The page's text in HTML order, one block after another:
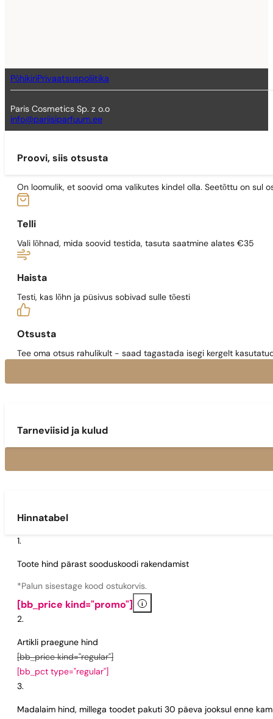
PõhikiriPrivaatsuspoliitika
Paris Cosmetics Sp. z o.o
info@pariisiparfuum.ee
Proovi, siis otsusta
On loomulik, et soovid oma valikutes kindel olla. Seetõttu on sul
Telli
Vali lõhnad, mida soovid testida, tasuta saatmine alates €35
Haista
Testi, kas lõhn ja püsivus sobivad sulle tõesti
Otsusta
Tee oma otsus rahulikult - saad tagastada isegi kergelt
Tarneviisid ja kulud
Hinnatabel
Toote hind pärast sooduskoodi rakendamist
*Palun sisestage kood ostukorvis.
[bb_price kind="promo"] i
Artikli praegune hind
[bb_price kind="regular"]
[bb_pct type="regular"]
Madalaim hind, millega toodet pakuti 30 päeva jooksul enne